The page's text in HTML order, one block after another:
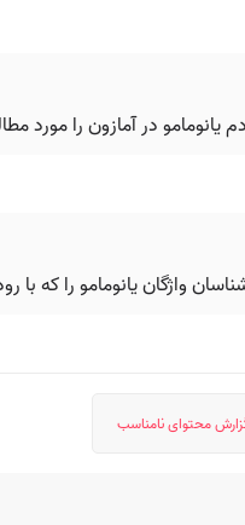
یانومامو در آمازون را مورد
واژگان یانومامو را که
محتوای نامناسب